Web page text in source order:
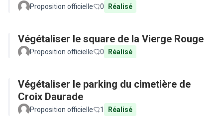
Proposition officielle 0 Réalisé
Végétaliser le square de la Vierge Rouge
Proposition officielle 0 Réalisé
Végétaliser le parking du cimetière de
Croix Daurade
Proposition officielle 1 Réalisé